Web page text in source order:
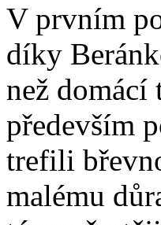
V prvním
díky
než domácí
především
trefili
malému